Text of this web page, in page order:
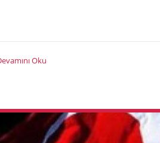
Oku